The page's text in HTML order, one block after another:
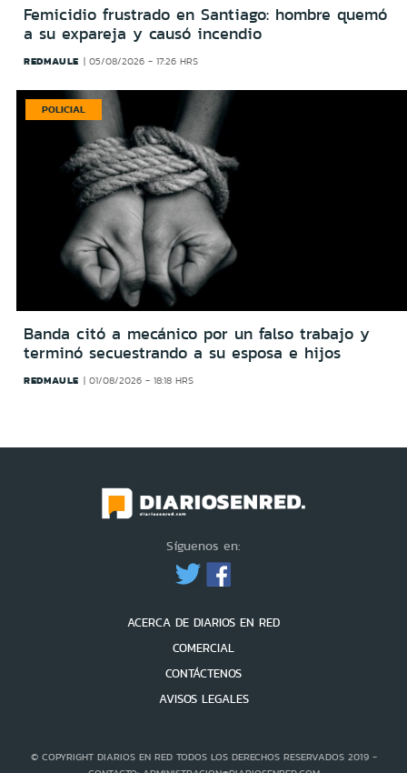
Femicidio frustrado en Santiago: hombre quemó
a su expareja y causó incendio
REDMAULE 05/08/2026 - 17:26 HRS
POLICIAL
Banda citó a mecánico por un falso trabajo y
terminó secuestrando a su esposa e hijos
REDMAULE 01/08/2026 - 18:18 HRS
Síguenos en:
ACERCA DE DIARIOS EN RED
COMERCIAL
CONTÁCTENOS
AVISOS LEGALES
© COPYRIGHT DIARIOS EN RED TODOS LOS DERECHOS RESERVADOS 2019 -